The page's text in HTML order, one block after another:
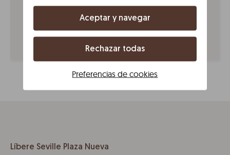
tomar el autobús Línea C1 o 21 hasta Prado de San
Sebastián y después el tranvía T1 hasta Archivo de
Indias. También puedes llegar en taxi en unos 10-15
minutos.
Líbere Seville Plaza Nueva
Aceptar y navegar
Rechazar todas
Preferencias de cookies